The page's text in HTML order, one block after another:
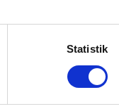
Statistik